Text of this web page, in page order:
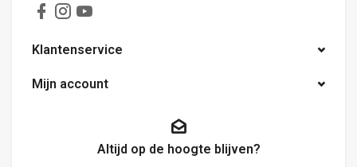
Klantenservice
Mijn account
Altijd op de hoogte blijven?